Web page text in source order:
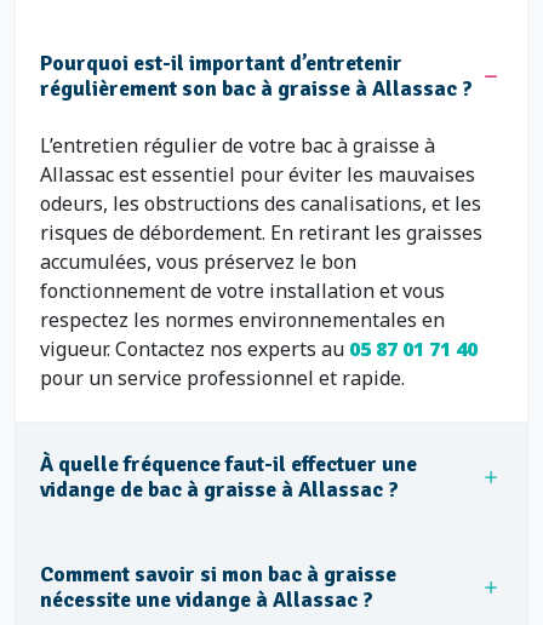
Pourquoi est-il important d’entretenir
régulièrement son bac à graisse à Allassac ?
L’entretien régulier de votre bac à graisse à
Allassac est essentiel pour éviter les mauvaises
odeurs, les obstructions des canalisations, et les
risques de débordement. En retirant les graisses
accumulées, vous préservez le bon
fonctionnement de votre installation et vous
respectez les normes environnementales en
vigueur. Contactez nos experts au 05 87 01 71 40
pour un service professionnel et rapide.
À quelle fréquence faut-il effectuer une
vidange de bac à graisse à Allassac ?
Comment savoir si mon bac à graisse
nécessite une vidange à Allassac ?